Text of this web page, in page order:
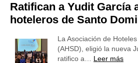
Ratifican a Yudit García
hoteleros de Santo
La Asociación de
(AHSD), eligió la nueva
ratifico a… Leer más